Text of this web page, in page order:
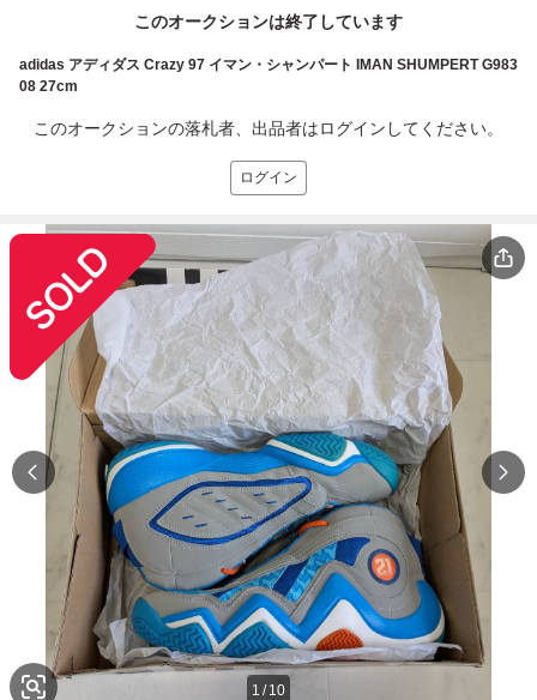
このオークションは終了しています
adidas アディダス Crazy 97 イマン・シャンパート IMAN SHUMPERT G983
08 27cm
このオークションの落札者、出品者はログインしてください。
ログイン
1 / 10